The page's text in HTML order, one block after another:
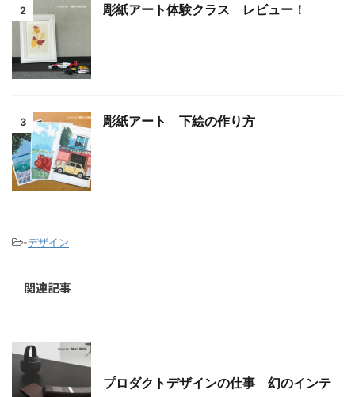
2 彫紙アート体験クラス レビュー！
3 彫紙アート 下絵の作り方
-デザイン
関連記事
プロダクトデザインの仕事 幻のインテ